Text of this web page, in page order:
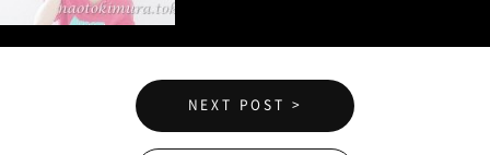
NEXT POST >